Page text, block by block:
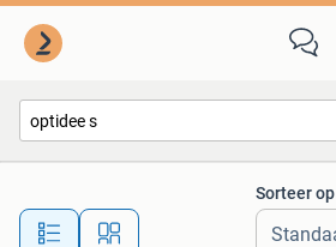
Alle afstanden…
Sorteer op